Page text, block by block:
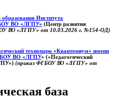
образования Института
ВО «ЛГПУ» (Центр развития
ВО «ЛГПУ» от 10.03.2026 г. №154-ОД)
технопарк «Кванториум» имени
ВО «ЛГПУ» («Педагогический
(приказ ФГБОУ ВО «ЛГПУ» от
база